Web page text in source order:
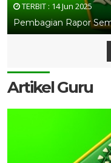
TERBIT : 14 Jun 2025
Pembagian Rapor
Artikel Guru